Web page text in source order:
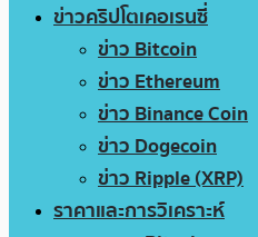
ข่าวคริปโตเคอเรนซี่
ข่าว Bitcoin
ข่าว Ethereum
ข่าว Binance Coin
ข่าว Dogecoin
ข่าว Ripple (XRP)
ราคาและการวิเคราะห์